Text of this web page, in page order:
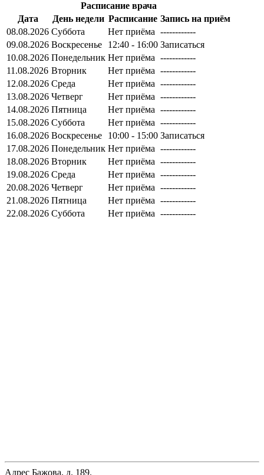
Расписание врача
Дата
День недели Расписание Запись на приём
08.08.2026 Суббота Нет приёма ------------
09.08.2026 Воскресенье 12:40 - 16:00 Записаться
10.08.2026 Понедельник Нет приёма ------------
11.08.2026 Вторник Нет приёма ------------
12.08.2026 Среда Нет приёма ------------
13.08.2026 Четверг Нет приёма ------------
14.08.2026 Пятница Нет приёма ------------
15.08.2026 Суббота Нет приёма ------------
16.08.2026 Воскресенье 10:00 - 15:00 Записаться
17.08.2026 Понедельник Нет приёма ------------
18.08.2026 Вторник Нет приёма ------------
19.08.2026 Среда Нет приёма ------------
20.08.2026 Четверг Нет приёма ------------
21.08.2026 Пятница Нет приёма ------------
22.08.2026 Суббота Нет приёма ------------
Адрес Бажова, д. 189.